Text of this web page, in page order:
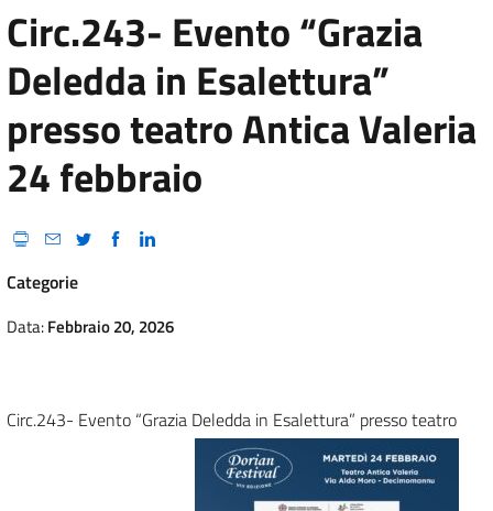
Circ.243- Evento “Grazia
Deledda in Esalettura”
presso teatro Antica Valeria
24 febbraio
Categorie
Data:Febbraio 20, 2026
Circ.243- Evento “Grazia Deledda in Esalettura” presso teatro